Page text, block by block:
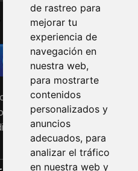
de rastreo para
mejorar tu
experiencia de
navegación en
nuestra web,
para mostrarte
contenidos
personalizados y
anuncios
adecuados, para
analizar el tráfico
en nuestra web y
de pago
POS de Raiffeisen Bank
web. Acepta las
y débito de forma